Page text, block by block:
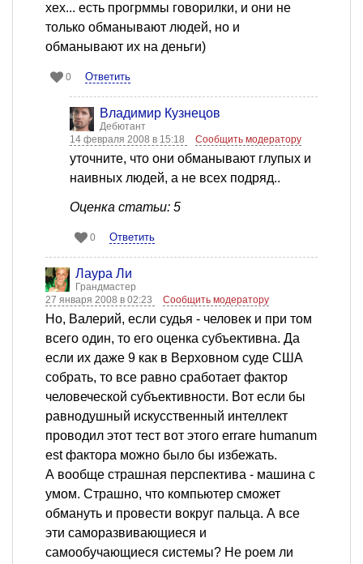
хех... есть прогрммы говорилки, и они не
только обманывают людей, но и
обманывают их на деньги)
0 Ответить
Владимир Кузнецов
Дебютант
14 февраля 2008 в 15:18
Сообщить модератору
уточните, что они обманывают глупых и
наивных людей, а не всех подряд..
Оценка статьи: 5
0 Ответить
Лаура Ли
Грандмастер
27 января 2008 в 02:23
Сообщить модератору
Но, Валерий, если судья - человек и при том
всего один, то его оценка субъективна. Да
если их даже 9 как в Верховном суде США
собрать, то все равно сработает фактор
человеческой субъективности. Вот если бы
равнодушный искусственный интеллект
проводил этот тест вот этого errare humanum
est фактора можно было бы избежать.
А вообще страшная перспектива - машина с
умом. Страшно, что компьютер сможет
обмануть и провести вокруг пальца. А все
эти саморазвивающиеся и
самообучающиеся системы? Не роем ли